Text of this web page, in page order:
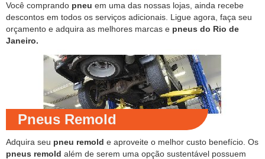
Você comprando pneu em uma das nossas lojas, ainda recebe
descontos em todos os serviços adicionais. Ligue agora, faça seu
orçamento e adquira as melhores marcas e pneus do Rio de
Janeiro.
Pneus Remold
Adquira seu pneu remold e aproveite o melhor custo benefício. Os
pneus remold além de serem uma opção sustentável possuem